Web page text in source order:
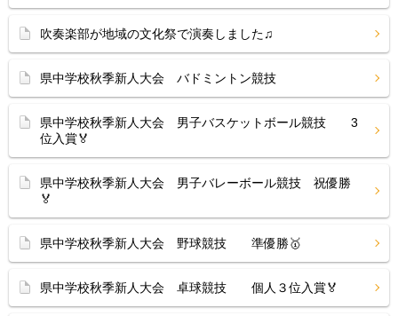
吹奏楽部が地域の文化祭で演奏しました♫
県中学校秋季新人大会 バドミントン競技
県中学校秋季新人大会 男子バスケットボール競技 3
位入賞🏅
県中学校秋季新人大会 男子バレーボール競技 祝優勝
🏅
県中学校秋季新人大会 野球競技 準優勝🥇
県中学校秋季新人大会 卓球競技 個人３位入賞🏅